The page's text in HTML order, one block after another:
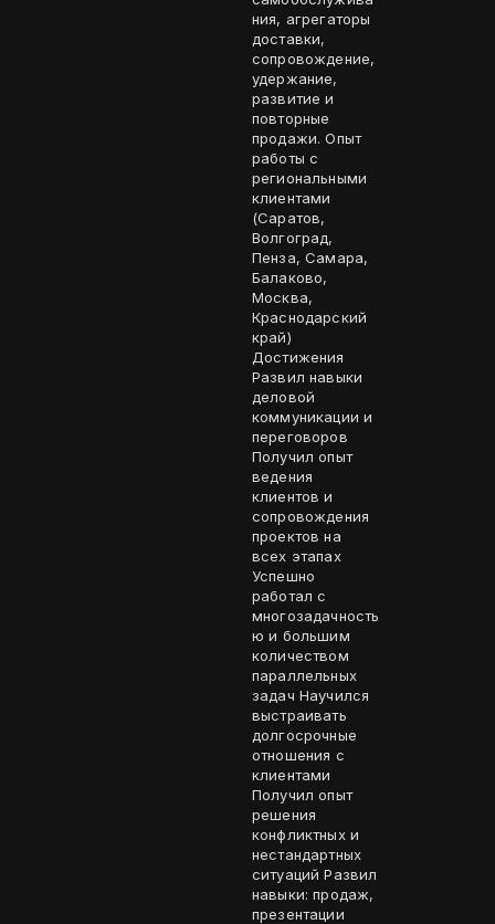
ния, агрегаторы
доставки,
сопровождение,
удержание,
развитие и
повторные
продажи. Опыт
работы с
региональными
клиентами
(Саратов,
Волгоград,
Пенза, Самара,
Балаково,
Москва,
Краснодарский
край)
Достижения
Развил навыки
деловой
коммуникации и
переговоров
Получил опыт
ведения
клиентов и
сопровождения
проектов на
всех этапах
Успешно
работал с
многозадачность
ю и большим
количеством
параллельных
задач Научился
выстраивать
долгосрочные
отношения с
клиентами
Получил опыт
решения
конфликтных и
нестандартных
ситуаций Развил
навыки: продаж,
презентации